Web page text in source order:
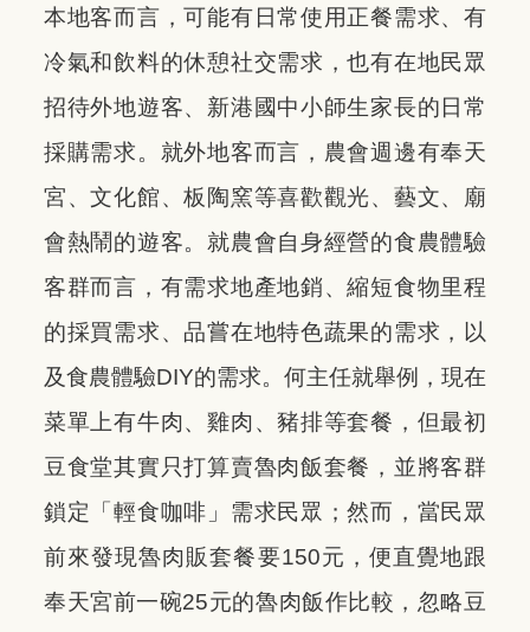
本地客而言，可能有日常使用正餐需求、有
冷氣和飲料的休憩社交需求，也有在地民眾
招待外地遊客、新港國中小師生家長的日常
採購需求。就外地客而言，農會週邊有奉天
宮、文化館、板陶窯等喜歡觀光、藝文、廟
會熱鬧的遊客。就農會自身經營的食農體驗
客群而言，有需求地產地銷、縮短食物里程
的採買需求、品嘗在地特色蔬果的需求，以
及食農體驗DIY的需求。何主任就舉例，現在
菜單上有牛肉、雞肉、豬排等套餐，但最初
豆食堂其實只打算賣魯肉飯套餐，並將客群
鎖定「輕食咖啡」需求民眾；然而，當民眾
前來發現魯肉販套餐要150元，便直覺地跟
奉天宮前一碗25元的魯肉飯作比較，忽略豆